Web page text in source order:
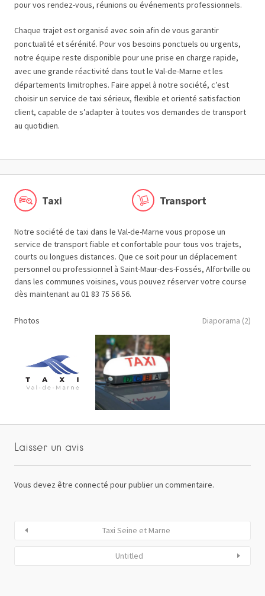
pour vos rendez-vous, réunions ou événements professionnels.
Chaque trajet est organisé avec soin afin de vous garantir
ponctualité et sérénité. Pour vos besoins ponctuels ou urgents,
notre équipe reste disponible pour une prise en charge rapide,
avec une grande réactivité dans tout le Val-de-Marne et les
départements limitrophes. Faire appel à notre société, c’est
choisir un service de taxi sérieux, flexible et orienté satisfaction
client, capable de s’adapter à toutes vos demandes de transport
au quotidien.
Taxi Transport
Notre société de taxi dans le Val-de-Marne vous propose un
service de transport fiable et confortable pour tous vos trajets,
courts ou longues distances. Que ce soit pour un déplacement
personnel ou professionnel à Saint-Maur-des-Fossés, Alfortville ou
dans les communes voisines, vous pouvez réserver votre course
dès maintenant au 01 83 75 56 56.
Photos Diaporama (2)
Laisser un avis
Vous devez être connecté pour publier un commentaire.
Taxi Seine et Marne
Untitled